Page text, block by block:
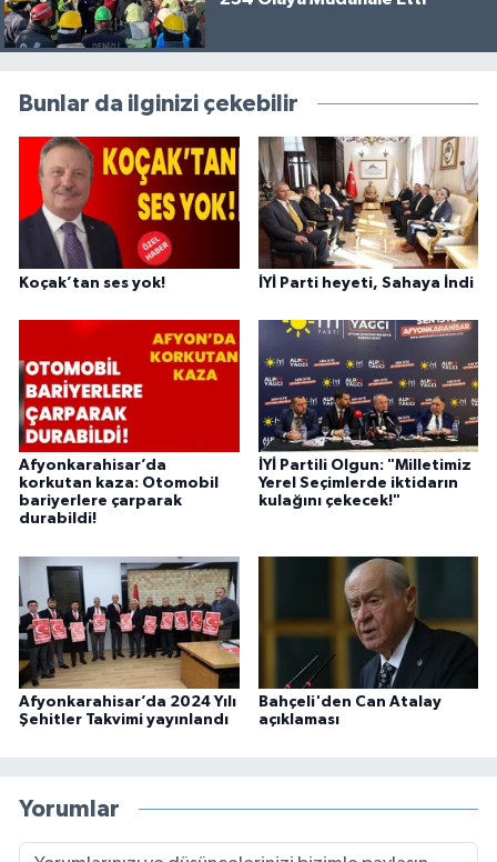
Bunlar da ilginizi çekebilir
Koçak’tan ses yok! İYİ Parti heyeti, Sahaya İndi
Afyonkarahisar’da
korkutan kaza: Otomobil
bariyerlere çarparak
durabildi!
İYİ Partili Olgun: "Milletimiz
Yerel Seçimlerde iktidarın
kulağını çekecek!"
Afyonkarahisar’da 2024 Yılı
Şehitler Takvimi yayınlandı
Bahçeli'den Can Atalay
açıklaması
Yorumlar